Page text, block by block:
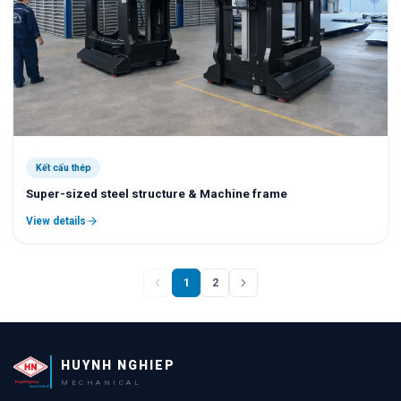
Kết cấu thép
Super-sized steel structure & Machine frame
View details
1 2
HUYNH NGHIEP
MECHANICAL